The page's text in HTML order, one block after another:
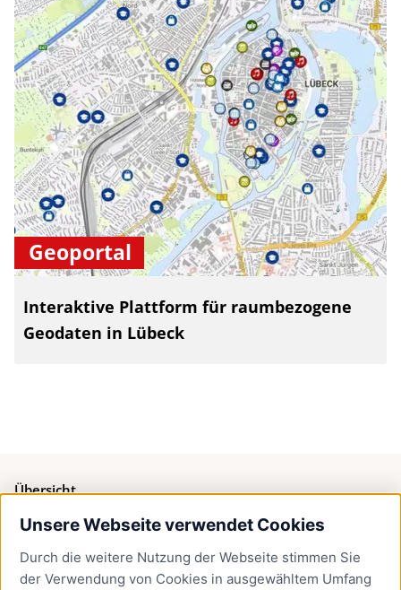
Unsere Webseite verwendet Cookies
Durch die weitere Nutzung der Webseite stimmen Sie
der Verwendung von Cookies in ausgewähltem Umfang
Geoportal
Interaktive Plattform für raumbezogene
Geodaten in Lübeck
Übersicht
Bürgerservice
Presse
Newsletter Lübeck:kompakt